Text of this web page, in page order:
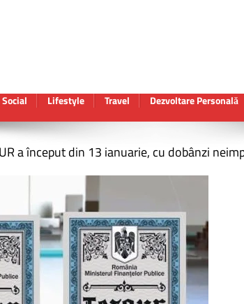
Social Lifestyle Travel Dezvoltare Personală
a început din 13 ianuarie, cu dobânzi